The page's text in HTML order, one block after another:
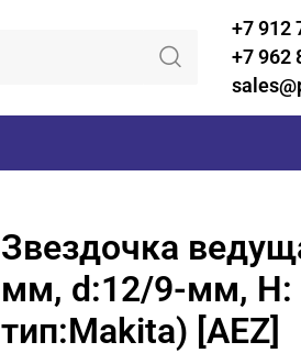
+7 912
+7 962
Звездочка
мм, d:12/9-мм, H:
тип:Makita) [AEZ]